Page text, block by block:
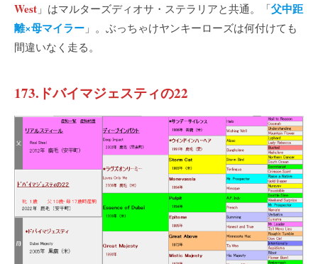
West 」はマルターズディオサ・ステラリアと共通。「父中距
離×母マイラー 」。ぶっちゃけヤンキーローズは何付けても
間違いなく走る。
173.ドバイマジェスティの22